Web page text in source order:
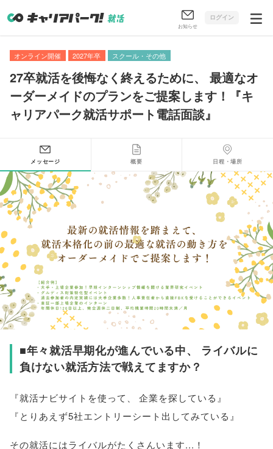
お知らせ
ログイン
オンライン開催 2027年卒 スクール・その他
27卒就活を後悔なく終えるために、
最適なオ
ーダーメイドのプランをご提案します！『キ
ャリアパーク就活サポート電話面談』
メッセージ 概要 日程・場所
■年々就活早期化が進んでいる中、
ライバルに
負けない就活方法で戦えてますか？
『就活ナビサイトを使って
企業を探している』
『とりあえず5社エントリーシート出してみている』
その就活にはライバルがたくさんいます...！